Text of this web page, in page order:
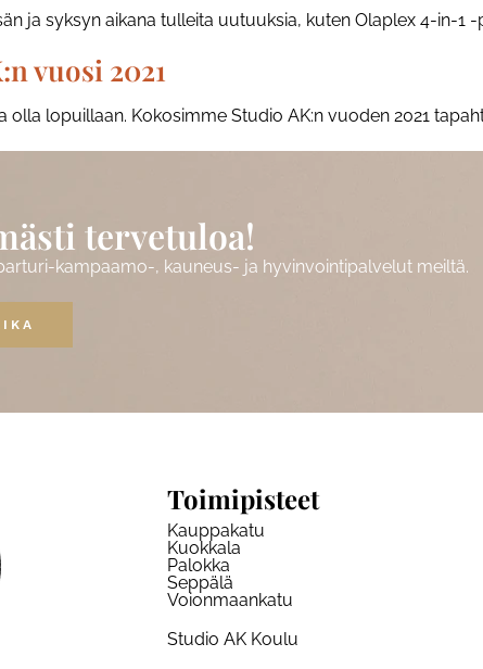
ja syksyn aikana tulleita uutuuksia, kuten Olaplex 4-in-
vuosi 2021
olla lopuillaan. Kokosimme Studio AK:n vuoden 2021
tervetuloa!
kampaamo-, kauneus- ja hyvinvointipalvelut meiltä.
Toimipisteet
Kauppakatu
Kuokkala
Palokka
Seppälä
Voionmaankatu
Studio AK Koulu